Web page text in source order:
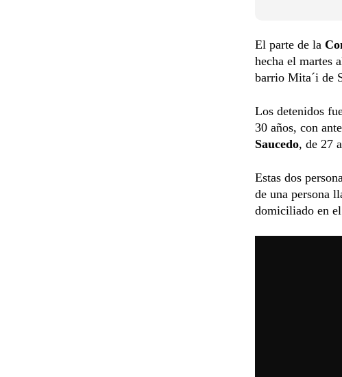
El parte de la
hecha el martes
barrio Mita´i de
Los detenidos
30 años, con
Saucedo, de 27
Estas dos
de una persona
domiciliado en